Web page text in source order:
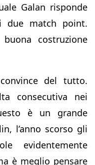
Galan risponde
due match point.
costruzione
del tutto.
consecutiva nei
è un grande
l’anno scorso gli
evidentemente
è meglio pensare